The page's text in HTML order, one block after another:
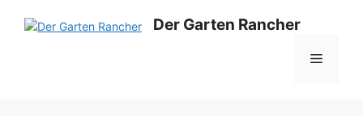
Inhalt
Der Garten Rancher
Menü